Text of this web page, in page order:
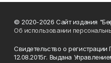
© 2020-2026 Сайт издания
Об использовании
Свидетельство о
12.08.2015г. Выдана